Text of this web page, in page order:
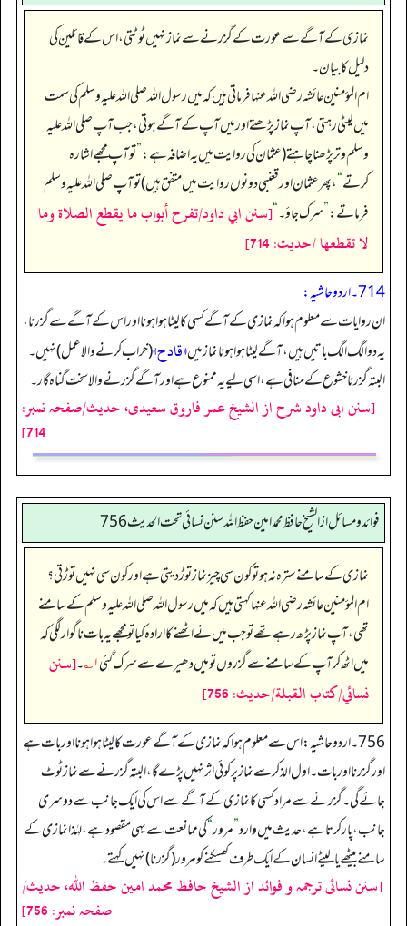
نمازی کے آگے سے عورت کے گزرنے سے نماز نہیں ٹوٹتی، اس کے قائلین کی
دلیل کا بیان۔
ام المؤمنین عائشہ رضی اللہ عنہا فرماتی ہیں کہ میں رسول اللہ صلی اللہ علیہ وسلم کی سمت
میں لیٹی رہتی، آپ نماز پڑھتے اور میں آپ کے آگے ہوتی، جب آپ صلی اللہ علیہ
وسلم وتر پڑھنا چاہتے (عثمان کی روایت میں یہ اضافہ ہے:”تو آپ مجھے اشارہ
کرتے“، پھر عثمان اور قعنبی دونوں روایت میں متفق ہیں) تو آپ صلی اللہ علیہ وسلم
فرماتے:”سرک جاؤ۔‏‏‏‏“[سنن ابي داود/تفرح أبواب ما يقطع الصلاة وما
لا تقطعها /حدیث: 714]
714۔ اردو حاشیہ:
ان روایات سے معلوم ہوا کہ نمازی کے آگے کسی کا لیٹا ہوا ہونا اور اس کے آگے سے گزرنا،
یہ دو الگ الگ باتیں ہیں، آگے لیٹا ہوا ہونا نماز میں«قادح»(خراب کرنے والا عمل) نہیں۔
البتہ گزرنا خشوع کے منافی ہے، اسی لیے یہ ممنوع ہے اور آگے گزرنے والا سخت گناہ گار۔
[سنن ابی داود شرح از الشیخ عمر فاروق سعیدی، حدیث/صفحہ نمبر:
714]
فوائد ومسائل از الشيخ حافظ محمد امين حفظ الله سنن نسائي تحت الحديث 756
نمازی کے سامنے سترہ نہ ہو تو کون سی چیز نماز توڑ دیتی ہے اور کون سی نہیں توڑتی؟
ام المؤمنین عائشہ رضی اللہ عنہا کہتی ہیں کہ میں رسول اللہ صلی اللہ علیہ وسلم کے سامنے
تھی، آپ نماز پڑھ رہے تھے تو جب میں نے اٹھنے کا ارادہ کیا تو مجھے یہ بات ناگوار لگی کہ
میں اٹھ کر آپ کے سامنے سے گزروں تو میں دھیرے سے سرک گئی۱؎ ۔[سنن
نسائي/كتاب القبلة/حدیث: 756]
756 ۔ اردو حاشیہ: اس سے معلوم ہوا کہ نمازی کے آگے عورت کا لیٹا ہوا ہونا اور بات ہے
اور گزرنا اور بات۔ اول الذکر سے نماز پر کوئی اثر نہیں پڑے گا، البتہ گزرنے سے نماز ٹوٹ
جائے گی۔ گزرنے سے مراد کسی کا نمازی کے آگے سے اس کی ایک جانب سے دوسری
جانب، پار کرتا ہے، حدیث میں وارد”مرور“کی ممانعت سے یہی مقصود ہے، لہٰذا نمازی کے
سامنے بیٹھے یا لیٹے انسان کے ایک طرف کھسکنے کو مرور (گزرنا) نہیں کہتے۔
[سنن نسائی ترجمہ و فوائد از الشیخ حافظ محمد امین حفظ اللہ، حدیث/
صفحہ نمبر: 756]